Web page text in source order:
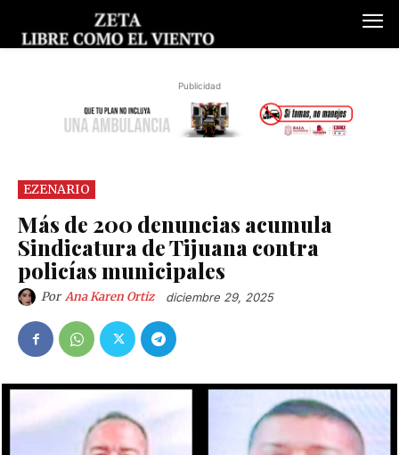
Publicidad
EZENARIO
Más de 200 denuncias acumula
Sindicatura de Tijuana contra
policías municipales
Por Ana Karen Ortiz diciembre 29, 2025